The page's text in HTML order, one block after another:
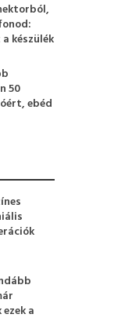
készülék
50
ebéd
a